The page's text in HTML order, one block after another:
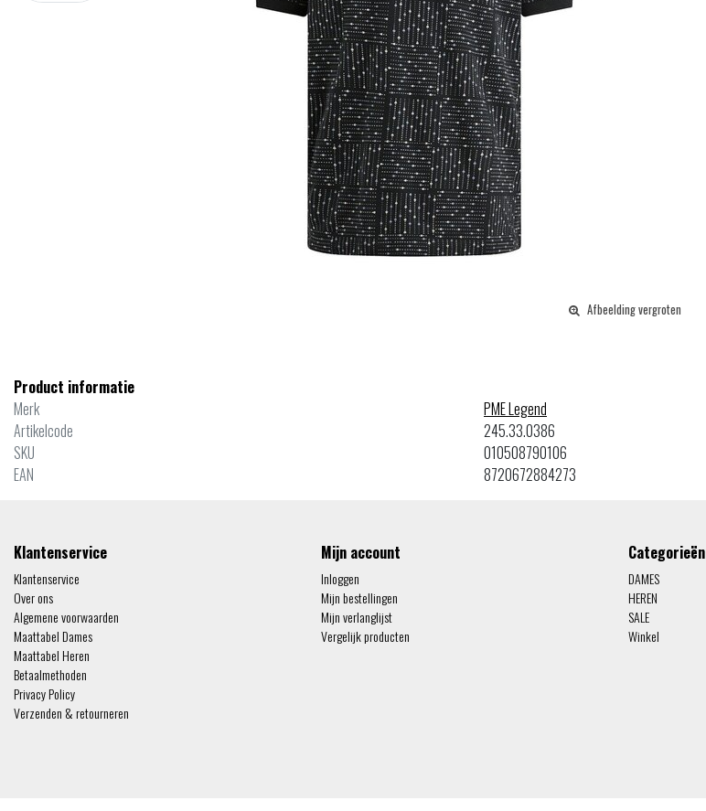
Afbeelding vergroten
Product informatie
Merk
PME Legend
Artikelcode
245.33.0386
SKU
010508790106
EAN
8720672884273
Klantenservice
Klantenservice
Over ons
Algemene voorwaarden
Maattabel Dames
Maattabel Heren
Betaalmethoden
Privacy Policy
Verzenden & retourneren
Mijn account
Inloggen
Mijn bestellingen
Mijn verlanglijst
Vergelijk producten
Categorieën
DAMES
HEREN
SALE
Winkel